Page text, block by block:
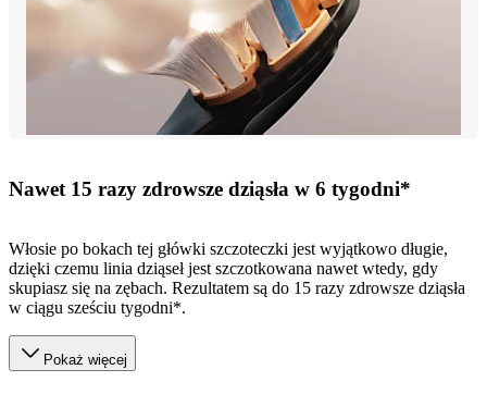
Nawet 15 razy zdrowsze dziąsła w 6 tygodni*
Włosie po bokach tej główki szczoteczki jest wyjątkowo długie,
dzięki czemu linia dziąseł jest szczotkowana nawet wtedy, gdy
skupiasz się na zębach. Rezultatem są do 15 razy zdrowsze dziąsła
w ciągu sześciu tygodni*.
Pokaż więcej